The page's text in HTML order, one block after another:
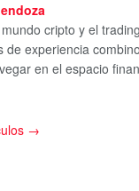
cripto y el
de experiencia
en el espacio
→